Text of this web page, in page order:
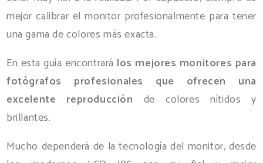
mejor calibrar el monitor profesionalmente para tener
una gama de colores más exacta.
En esta guía encontrará los mejores monitores para
fotógrafos profesionales que ofrecen una
excelente reproducción de colores nítidos y
brillantes.
Mucho dependerá de la tecnología del monitor, desde